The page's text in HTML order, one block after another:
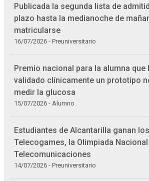
Publicada la segunda lista de
plazo hasta la medianoche de
matricularse
16/07/2026 - Preuniversitario
Premio nacional para la alumna que
validado clínicamente un prototipo
medir la glucosa
15/07/2026 - Alumno
Estudiantes de Alcantarilla ganan
Telecogames, la Olimpiada
Telecomunicaciones
14/07/2026 - Preuniversitario